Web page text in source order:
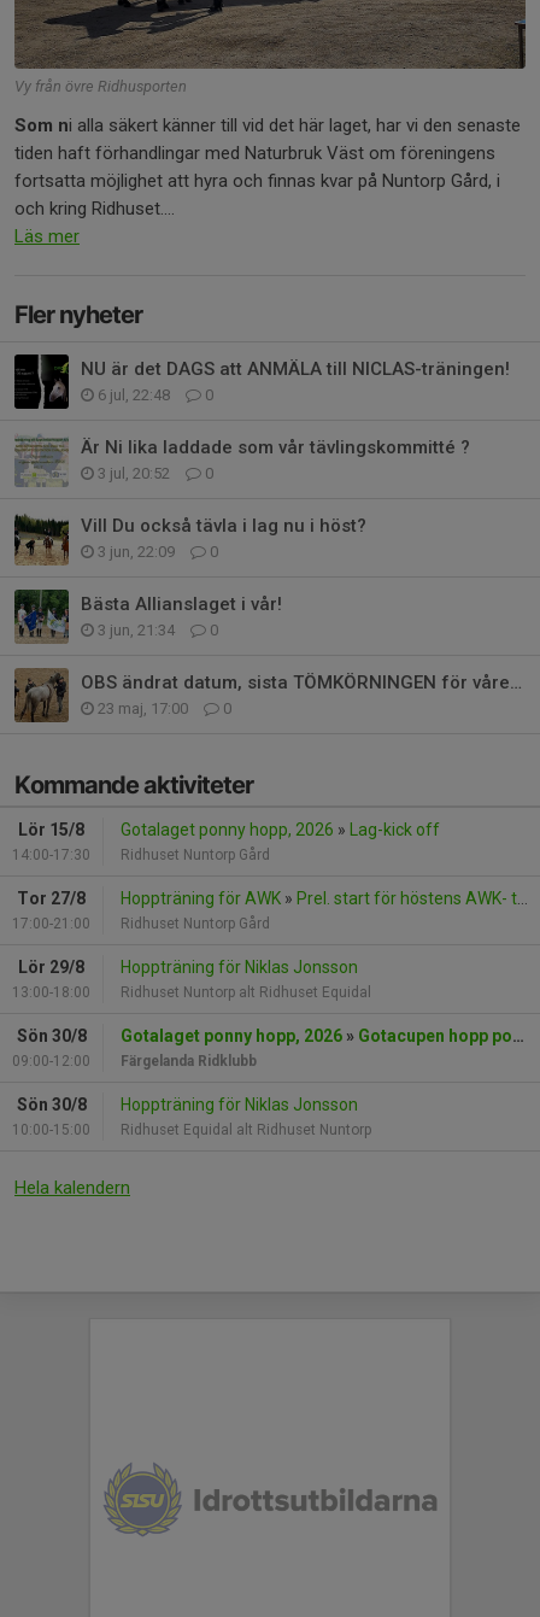
Vy från övre Ridhusporten
Som ni alla säkert känner till vid det här laget, har vi den senaste
tiden haft förhandlingar med Naturbruk Väst om föreningens
fortsatta möjlighet att hyra och finnas kvar på Nuntorp Gård, i
och kring Ridhuset....
Läs mer
Fler nyheter
NU är det DAGS att ANMÄLA till NICLAS-träningen!
6 jul, 22:48 0
Är Ni lika laddade som vår tävlingskommitté ?
3 jul, 20:52 0
Vill Du också tävla i lag nu i höst?
3 jun, 22:09 0
Bästa Allianslaget i vår!
3 jun, 21:34 0
OBS ändrat datum, sista TÖMKÖRNINGEN för våren 27/6!
23 maj, 17:00 0
Kommande aktiviteter
Lör 15/8
14:00-17:30
Gotalaget ponny hopp, 2026 » Lag-kick off
Ridhuset Nuntorp Gård
Tor 27/8
17:00-21:00
Hoppträning för AWK » Prel. start för höstens AWK- träningar
Ridhuset Nuntorp Gård
Lör 29/8
13:00-18:00
Hoppträning för Niklas Jonsson
Ridhuset Nuntorp alt Ridhuset Equidal
Sön 30/8
09:00-12:00
Gotalaget ponny hopp, 2026 » Gotacupen hopp ponny - första omg.
Färgelanda Ridklubb
Sön 30/8
10:00-15:00
Hoppträning för Niklas Jonsson
Ridhuset Equidal alt Ridhuset Nuntorp
Hela kalendern